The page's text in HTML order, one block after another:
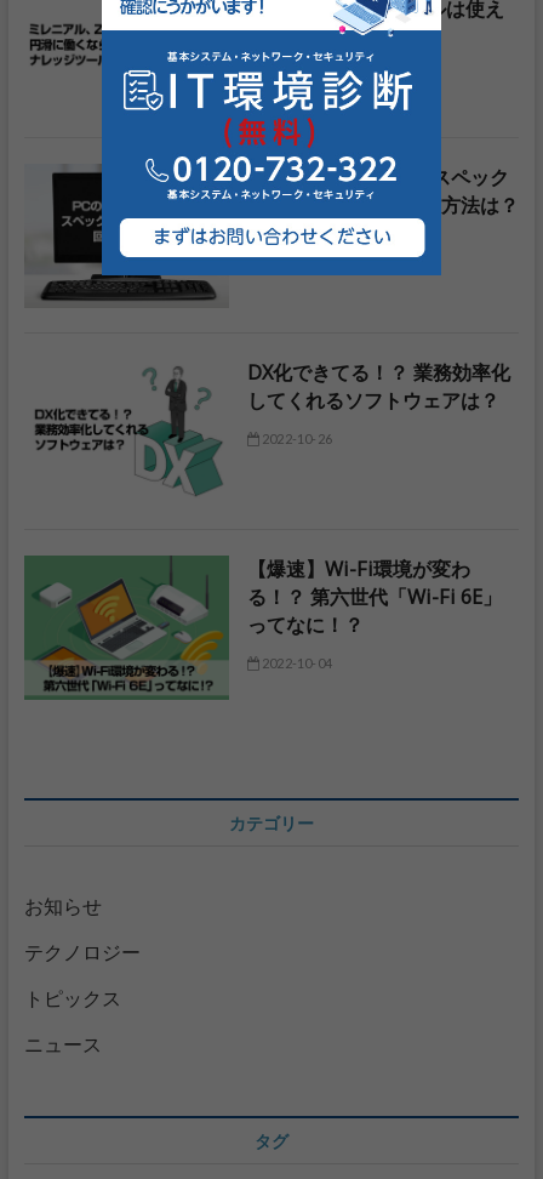
くなら ナレッジツールは使え
る！？
2022-11-15
PCの動作が遅い！？ スペック
だけではない！？回避方法は？
2022-11-03
DX化できてる！？ 業務効率化
してくれるソフトウェアは？
2022-10-26
【爆速】Wi-Fi環境が変わ
る！？ 第六世代「Wi-Fi 6E」
ってなに！？
2022-10-04
カテゴリー
お知らせ
テクノロジー
トピックス
ニュース
タグ